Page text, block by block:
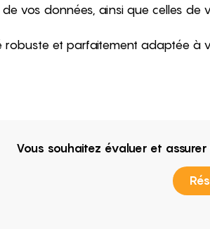
vos données, ainsi que celles de
robuste et parfaitement adaptée à
Vous souhaitez évaluer et